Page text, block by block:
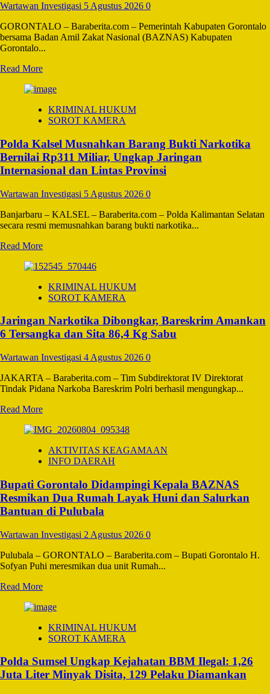
Wartawan Investigasi 5 Agustus 2026 0
GORONTALO – Baraberita.com – Pemerintah Kabupaten Gorontalo
bersama Badan Amil Zakat Nasional (BAZNAS) Kabupaten
Gorontalo...
Read MoreRead
about
Gorontalo
Didampingi
BAZNAS
Resmikan
Rumah
Layak
di
Tolangohula
KRIMINAL HUKUM
SOROT KAMERA
Polda Kalsel Musnahkan Barang Bukti Narkotika
Bernilai Rp311 Miliar, Ungkap Jaringan
Internasional dan Lintas Provinsi
Wartawan Investigasi 5 Agustus 2026 0
Banjarbaru – KALSEL – Baraberita.com – Polda Kalimantan Selatan
secara resmi memusnahkan barang bukti narkotika...
Read MoreRead
about
Kalsel
Musnahkan
Bukti
Narkotika
Bernilai
Rp311
Miliar,
Ungkap
Jaringan
dan
Provinsi
KRIMINAL HUKUM
SOROT KAMERA
Jaringan Narkotika Dibongkar, Bareskrim Amankan
6 Tersangka dan Sita 86,4 Kg Sabu
Wartawan Investigasi 4 Agustus 2026 0
JAKARTA – Baraberita.com – Tim Subdirektorat IV Direktorat
Tindak Pidana Narkoba Bareskrim Polri berhasil mengungkap...
Read MoreRead
about
Narkotika
Dibongkar,
Amankan
6
Tersangka
dan
86,4
Kg
Sabu
AKTIVITAS KEAGAMAAN
INFO DAERAH
Bupati Gorontalo Didampingi Kepala BAZNAS
Resmikan Dua Rumah Layak Huni dan Salurkan
Bantuan di Pulubala
Wartawan Investigasi 2 Agustus 2026 0
Pulubala – GORONTALO – Baraberita.com – Bupati Gorontalo H.
Sofyan Puhi meresmikan dua unit Rumah...
Read MoreRead
about
Gorontalo
Didampingi
BAZNAS
Resmikan
KRIMINAL HUKUM
SOROT KAMERA
Polda Sumsel Ungkap Kejahatan BBM Ilegal: 1,26
Juta Liter Minyak Disita, 129 Pelaku Diamankan